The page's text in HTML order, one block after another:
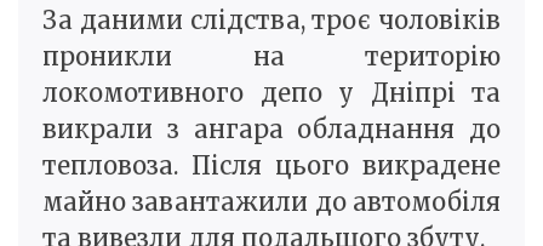
За даними слідства, троє чоловіків
проникли на територію
локомотивного депо у Дніпрі та
викрали з ангара обладнання до
тепловоза. Після цього викрадене
майно завантажили до автомобіля
та вивезли для подальшого збуту.